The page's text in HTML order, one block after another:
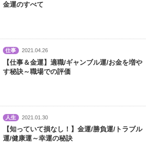
金運のすべて
仕事 2021.04.26
【仕事＆金運】適職/ギャンブル運/お金を増や
す秘訣～職場での評価
人生 2021.01.30
【知っていて損なし！】金運/勝負運/トラブル
運/健康運～幸運の秘訣